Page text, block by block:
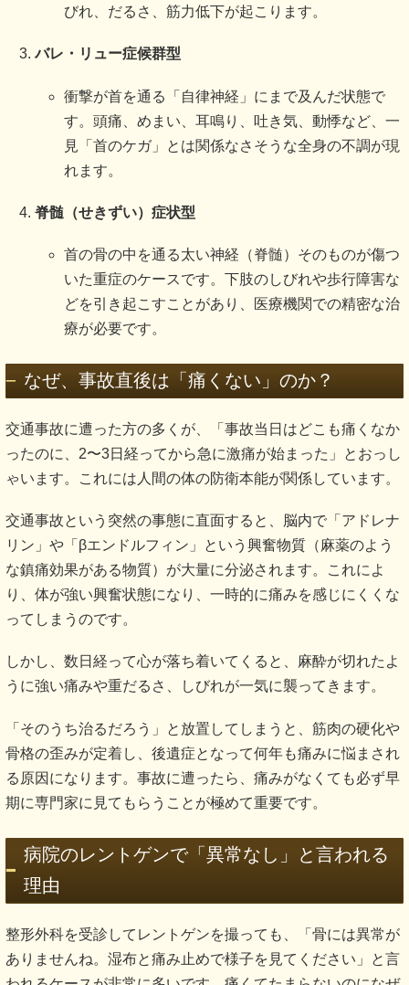
びれ、だるさ、筋力低下が起こります。
バレ・リュー症候群型
衝撃が首を通る「自律神経」にまで及んだ状態で
す。頭痛、めまい、耳鳴り、吐き気、動悸など、一
見「首のケガ」とは関係なさそうな全身の不調が現
れます。
脊髄（せきずい）症状型
首の骨の中を通る太い神経（脊髄）そのものが傷つ
いた重症のケースです。下肢のしびれや歩行障害な
どを引き起こすことがあり、医療機関での精密な治
療が必要です。
なぜ、事故直後は「痛くない」のか？
交通事故に遭った方の多くが、「事故当日はどこも痛くなか
ったのに、2〜3日経ってから急に激痛が始まった」とおっし
ゃいます。これには人間の体の防衛本能が関係しています。
交通事故という突然の事態に直面すると、脳内で「アドレナ
リン」や「βエンドルフィン」という興奮物質（麻薬のよう
な鎮痛効果がある物質）が大量に分泌されます。これによ
り、体が強い興奮状態になり、一時的に痛みを感じにくくな
ってしまうのです。
しかし、数日経って心が落ち着いてくると、麻酔が切れたよ
うに強い痛みや重だるさ、しびれが一気に襲ってきます。
「そのうち治るだろう」と放置してしまうと、筋肉の硬化や
骨格の歪みが定着し、後遺症となって何年も痛みに悩まされ
る原因になります。事故に遭ったら、痛みがなくても必ず早
期に専門家に見てもらうことが極めて重要です。
病院のレントゲンで「異常なし」と言われる
理由
整形外科を受診してレントゲンを撮っても、「骨には異常が
ありませんね。湿布と痛み止めで様子を見てください」と言